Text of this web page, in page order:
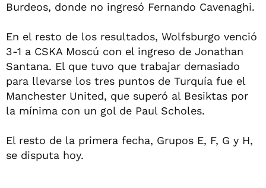
Burdeos, donde no ingresó Fernando Cavenaghi.
En el resto de los resultados, Wolfsburgo venció
3-1 a CSKA Moscú con el ingreso de Jonathan
Santana. El que tuvo que trabajar demasiado
para llevarse los tres puntos de Turquía fue el
Manchester United, que superó al Besiktas por
la mínima con un gol de Paul Scholes.
El resto de la primera fecha, Grupos E, F, G y H,
se disputa hoy.